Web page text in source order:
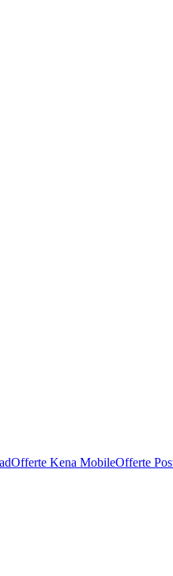
Offerte Kena MobileOfferte